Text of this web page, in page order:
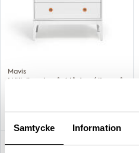
Samtycke Information
Mavis
Höllviken byrå 4 lådor / ljusgrå